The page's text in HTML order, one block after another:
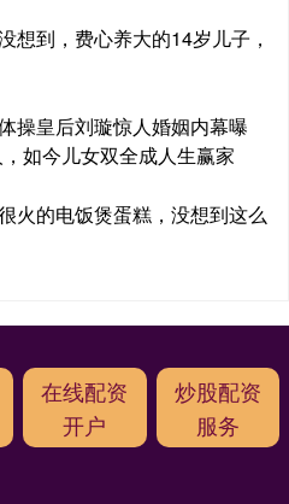
想到，费心养大的14岁儿子，
操皇后刘璇惊人婚姻内幕曝
如今儿女双全成人生赢家
火的电饭煲蛋糕，没想到这么
在线配资
开户
炒股配资
服务